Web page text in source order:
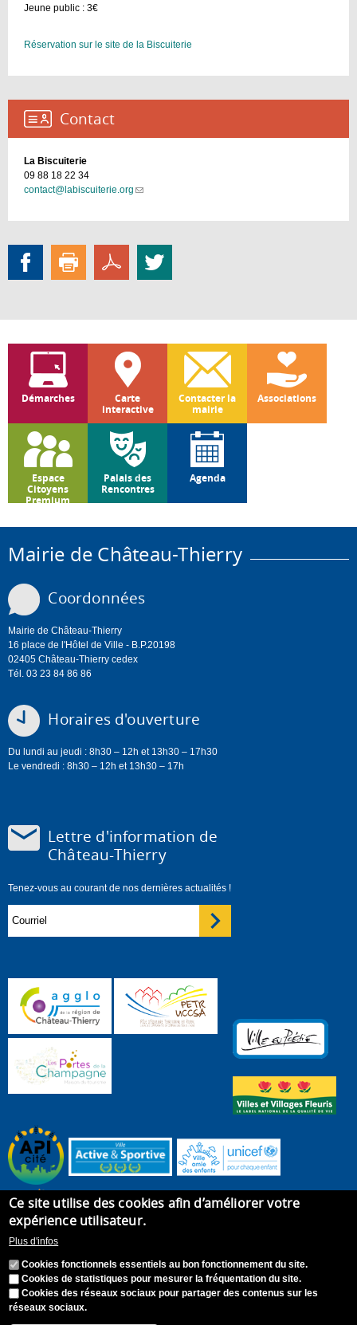
Jeune public : 3€
Réservation sur le site de la Biscuiterie
Contact :
La Biscuiterie
09 88 18 22 34
contact@labiscuiterie.org (link
Démarches
Carte
interactive
Contacter la
mairie
Associations
Espace
Citoyens
Premium
Palais des
Rencontres
Agenda
Mairie de Château-Thierry
Coordonnées
Mairie de Château-Thierry
16 place de l'Hôtel de Ville - B.P.20198
02405 Château-Thierry cedex
Tél. 03 23 84 86 86
Horaires d'ouverture
Du lundi au jeudi : 8h30 – 12h et 13h30 – 17h30
Le vendredi : 8h30 – 12h et 13h30 – 17h
Lettre d'information de
Château-Thierry
Tenez-vous au courant de nos dernières actualités !
Accueil Plan du site
Ce site utilise des cookies afin d’améliorer votre
expérience utilisateur.
Plus d'infos
Cookies fonctionnels essentiels au bon fonctionnement du site.
Cookies de statistiques pour mesurer la fréquentation du site.
Cookies des réseaux sociaux pour partager des contenus sur les
réseaux sociaux.